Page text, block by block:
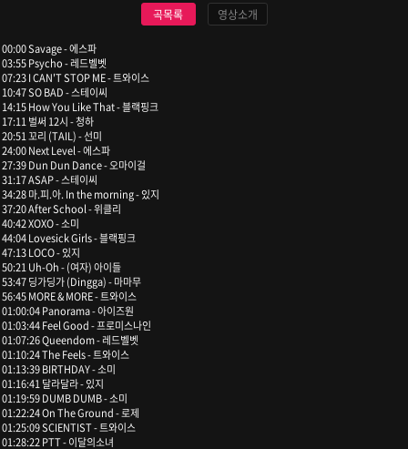
곡목록 영상소개
00:00 Savage - 에스파
03:55 Psycho - 레드벨벳
07:23 I CAN'T STOP ME - 트와이스
10:47 SO BAD - 스테이씨
14:15 How You Like That - 블랙핑크
17:11 벌써 12시 - 청하
20:51 꼬리 (TAIL) - 선미
24:00 Next Level - 에스파
27:39 Dun Dun Dance - 오마이걸
31:17 ASAP - 스테이씨
34:28 마.피.아. In the morning - 있지
37:20 After School - 위클리
40:42 XOXO - 소미
44:04 Lovesick Girls - 블랙핑크
47:13 LOCO - 있지
50:21 Uh-Oh - (여자) 아이들
53:47 딩가딩가 (Dingga) - 마마무
56:45 MORE & MORE - 트와이스
01:00:04 Panorama - 아이즈원
01:03:44 Feel Good - 프로미스나인
01:07:26 Queendom - 레드벨벳
01:10:24 The Feels - 트와이스
01:13:39 BIRTHDAY - 소미
01:16:41 달라달라 - 있지
01:19:59 DUMB DUMB - 소미
01:22:24 On The Ground - 로제
01:25:09 SCIENTIST - 트와이스
01:28:22 PTT - 이달의소녀